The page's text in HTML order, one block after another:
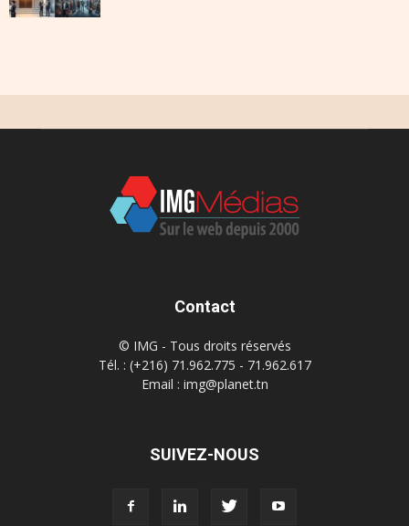
Contact
© IMG - Tous droits réservés
Tél. : (+216) 71.962.775 - 71.962.617
Email : img@planet.tn
SUIVEZ-NOUS